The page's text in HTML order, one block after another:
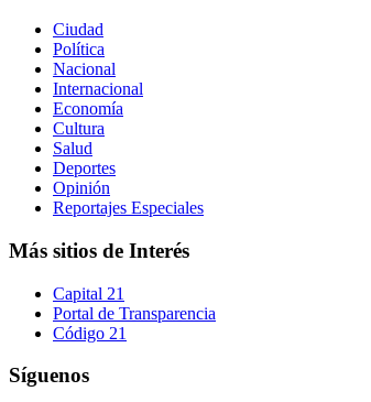
Ciudad
Política
Nacional
Internacional
Economía
Cultura
Salud
Deportes
Opinión
Reportajes Especiales
Más sitios de Interés
Capital 21
Portal de Transparencia
Código 21
Síguenos